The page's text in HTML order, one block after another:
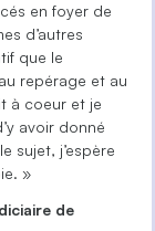
en foyer de
d’autres
que le
repérage et au
à coeur et je
avoir donné
sujet, j’espère
»
de